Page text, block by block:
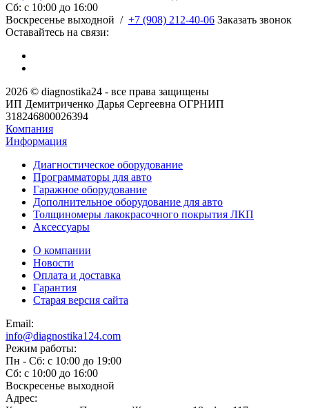
Сб: c 10:00 до 16:00
​Воскресенье выходной / +7 (908) 212-40-06 Заказать звонок
Оставайтесь на связи:
2026 © diagnostika24 - все права защищены
ИП Демитриченко Дарья Сергеевна ОГРНИП
318246800026394
Компания
Информация
Диагностическое оборудование
Программаторы для авто
Гаражное оборудование
Дополнительное оборудование для авто
Толщиномеры лакокрасочного покрытия ЛКП
Аксессуары
О компании
Новости
Оплата и доставка
Гарантия
Старая версия сайта
Email:
info@diagnostika124.com
Режим работы:
Пн - Сб: c 10:00 до 19:00
Сб: c 10:00 до 16:00
​Воскресенье выходной
Адрес: